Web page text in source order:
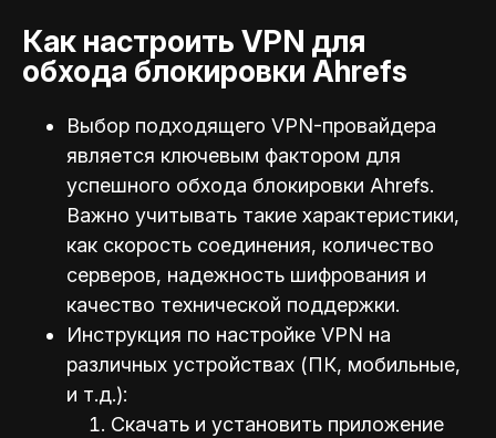
Как настроить VPN для
обхода блокировки Ahrefs
Выбор подходящего VPN-провайдера
является ключевым фактором для
успешного обхода блокировки Ahrefs.
Важно учитывать такие характеристики,
как скорость соединения, количество
серверов, надежность шифрования и
качество технической поддержки.
Инструкция по настройке VPN на
различных устройствах (ПК, мобильные,
и т.д.):
Скачать и установить приложение